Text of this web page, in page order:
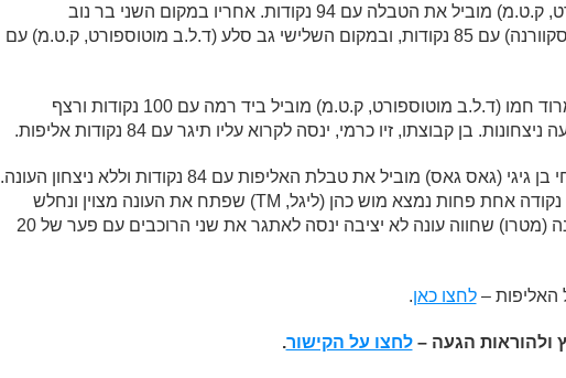
(ד.ל.ב מוטוספורט, ק.ט.מ) מוביל את הטבלה עם 94 נקודות. אחריו במקום השני בר נוב
(עופר-אבניר, הוסקוורנה) עם 85 נקודות, ובמקום השלישי גב סלע (ד.ל.ב מוטוספורט, ק.ט.מ) עם
נמרוד חמו (ד.ל.ב מוטוספורט, ק.ט.מ) מוביל ביד רמה עם 100 נקודות ורצף
בן קבוצתו, זיו כרמי, ינסה לקרוא עליו תיגר עם 84 נקודות אליפות.
צחי בן גיגי (גאס גאס) מוביל את טבלת האליפות עם 84 נקודות וללא ניצחון העונה.
במקום השני עם נקודה אחת פחות נמצא מוש כהן (ליגל, TM) שפתח את העונה מצוין ונחלש
מעט. אליקו אוחנה (מטרו) שחווה עונה לא יציבה ינסה לאתגר את שני הרוכבים עם פער של 20
האליפות –לחצו כאן.
ולהוראות הגעה –לחצו על הקישור.